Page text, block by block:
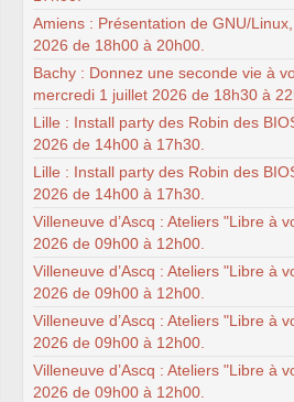
Amiens : Présentation de GNU/
2026 de 18h00 à 20h00.
Bachy : Donnez une seconde vie à
mercredi 1 juillet 2026 de 18h30 à
Lille : Install party des Robin des
2026 de 14h00 à 17h30.
Lille : Install party des Robin des
2026 de 14h00 à 17h30.
Villeneuve d’Ascq : Ateliers "Libre à
2026 de 09h00 à 12h00.
Villeneuve d’Ascq : Ateliers "Libre à
2026 de 09h00 à 12h00.
Villeneuve d’Ascq : Ateliers "Libre à
2026 de 09h00 à 12h00.
Villeneuve d’Ascq : Ateliers "Libre à
2026 de 09h00 à 12h00.